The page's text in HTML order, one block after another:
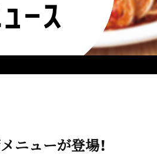
ニューが登場！